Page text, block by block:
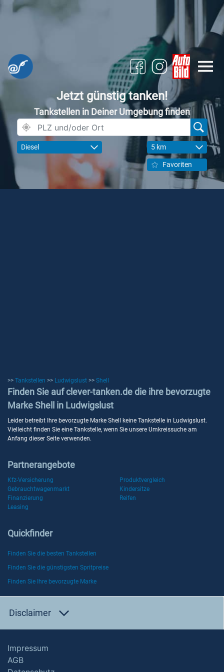
Jetzt günstig tanken!
Tankstellen in Deiner Umgebung finden
Diesel 5 km
Favoriten
>> Tankstellen >> Ludwigslust >> Shell
Finden Sie auf clever-tanken.de die ihre bevorzugte
Marke Shell in Ludwigslust
Leider betreibt Ihre bevorzugte Marke Shell keine Tankstelle in Ludwigslust.
Vielleicht finden Sie eine Tankstelle, wenn Sie unsere Umkreissuche am
Anfang dieser Seite verwenden.
Partnerangebote
Kfz-Versicherung
Produktvergleich
Gebrauchtwagenmarkt
Kindersitze
Finanzierung
Reifen
Leasing
Quickfinder
Finden Sie die besten Tankstellen
Finden Sie die günstigsten Spritpreise
Finden Sie Ihre bevorzugte Marke
Disclaimer
Impressum
AGB